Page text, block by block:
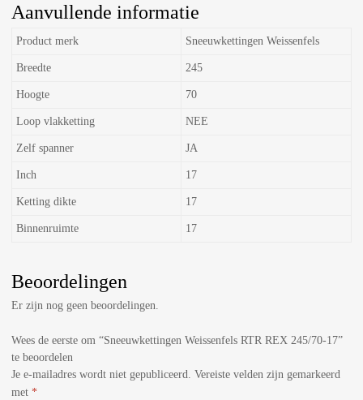
Aanvullende informatie
Product merk Sneeuwkettingen Weissenfels
Breedte 245
Hoogte 70
Loop vlakketting NEE
Zelf spanner JA
Inch 17
Ketting dikte 17
Binnenruimte 17
Beoordelingen
Er zijn nog geen beoordelingen.
Wees de eerste om “Sneeuwkettingen Weissenfels RTR REX 245/70-17”
te beoordelen
Je e-mailadres wordt niet gepubliceerd. Vereiste velden zijn gemarkeerd
met *